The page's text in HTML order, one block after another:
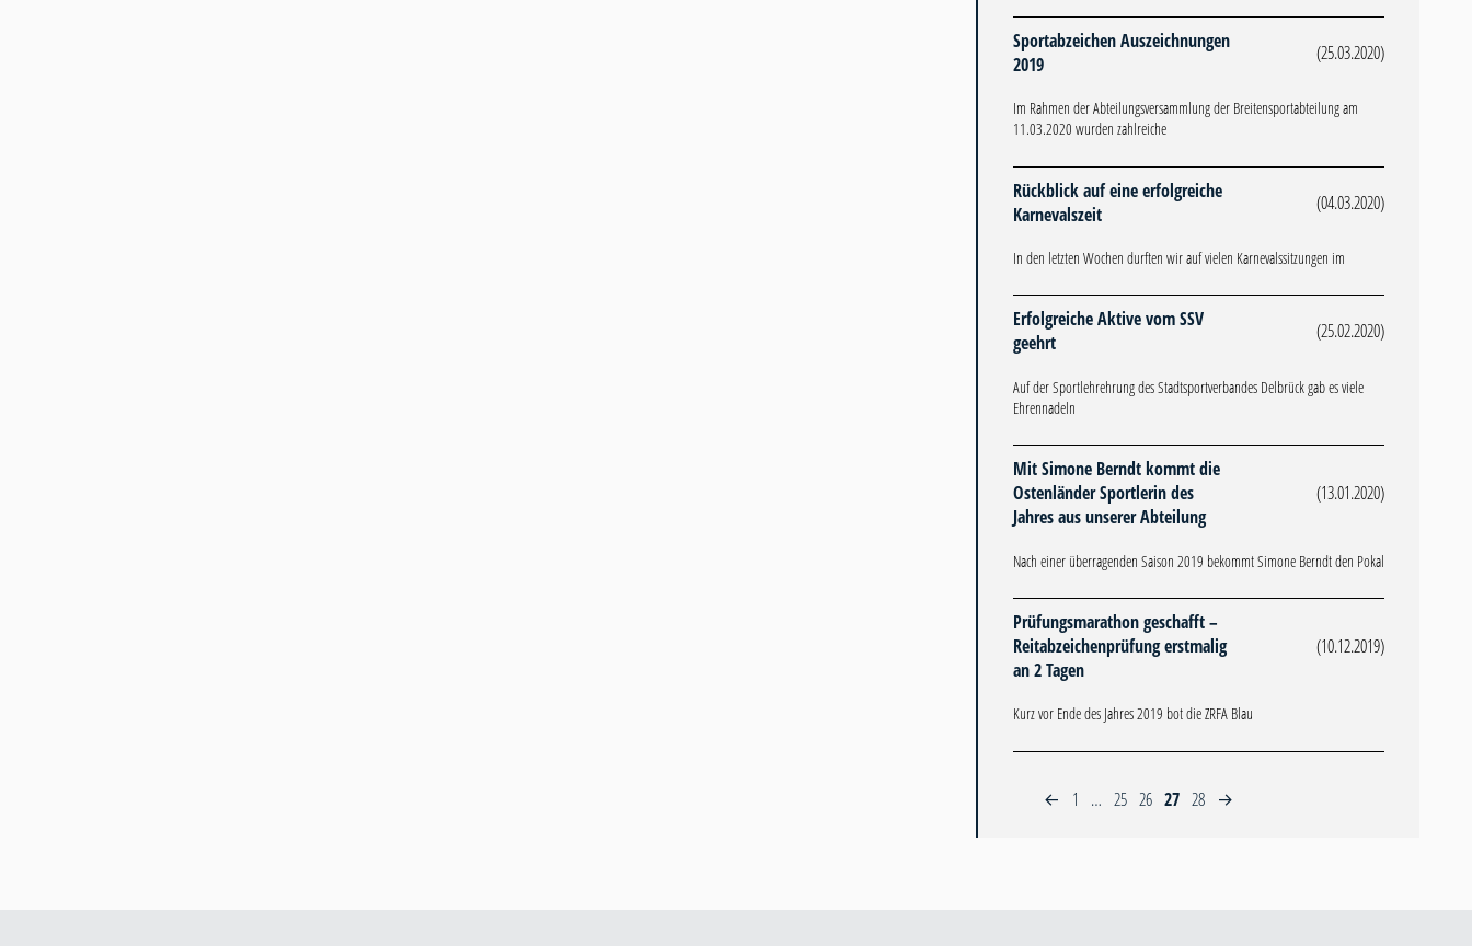
Sportabzeichen Auszeichnungen
2019
(25.03.2020)
Im Rahmen der Abteilungsversammlung der Breitensportabteilung am
11.03.2020 wurden zahlreiche
Rückblick auf eine erfolgreiche
Karnevalszeit
(04.03.2020)
In den letzten Wochen durften wir auf vielen Karnevalssitzungen im
Erfolgreiche Aktive vom SSV
geehrt
(25.02.2020)
Auf der Sportlehrehrung des Stadtsportverbandes Delbrück gab es viele
Ehrennadeln
Mit Simone Berndt kommt die
Ostenländer Sportlerin des
Jahres aus unserer Abteilung
(13.01.2020)
Nach einer überragenden Saison 2019 bekommt Simone Berndt den Pokal
Prüfungsmarathon geschafft –
Reitabzeichenprüfung erstmalig
an 2 Tagen
(10.12.2019)
Kurz vor Ende des Jahres 2019 bot die ZRFA Blau
← 1 … 25 26 27 28 →